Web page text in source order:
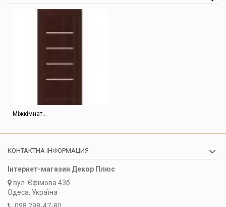
Міжкімнат...
КОНТАКТНА ІНФОРМАЦИЯ
Інтернет-магазин Декор Плюс
вул. Єфімова 43б
Одеса, Україна